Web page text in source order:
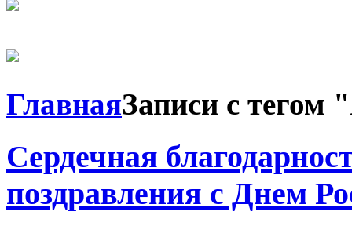
ГлавнаяЗаписи с
Сердечная
поздравления с Днем